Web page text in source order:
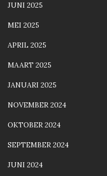
JUNI 2025
MEI 2025
APRIL 2025
MAART 2025
JANUARI 2025
NOVEMBER 2024
OKTOBER 2024
SEPTEMBER 2024
JUNI 2024